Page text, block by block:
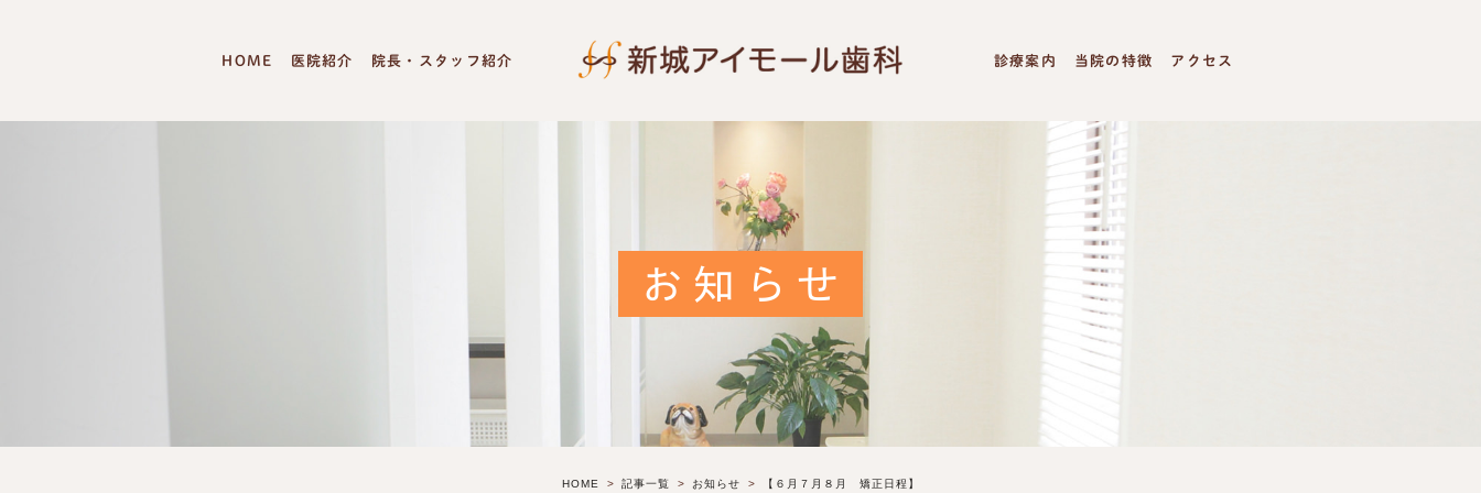
HOME 医院紹介 院長・スタッフ紹介 診療案内 当院の特徴 アクセス
お知らせ
HOME 記事一覧 お知らせ 【６月７月８月 矯正日程】